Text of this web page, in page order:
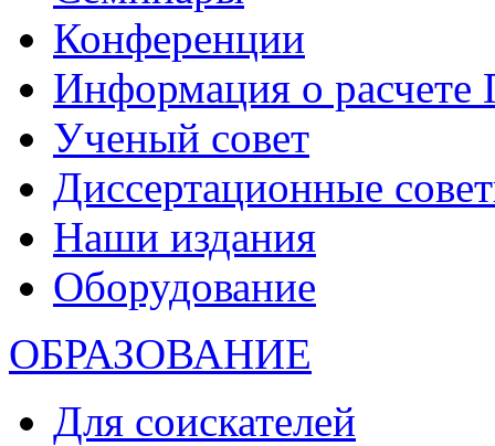
Конференции
Информация о
Ученый совет
Диссертационные
Наши издания
Оборудование
ОБРАЗОВАНИЕ
Для соискателей